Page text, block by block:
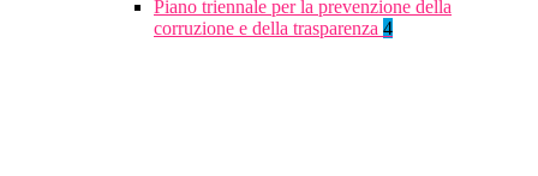
Piano triennale per la prevenzione della
corruzione e della trasparenza 4